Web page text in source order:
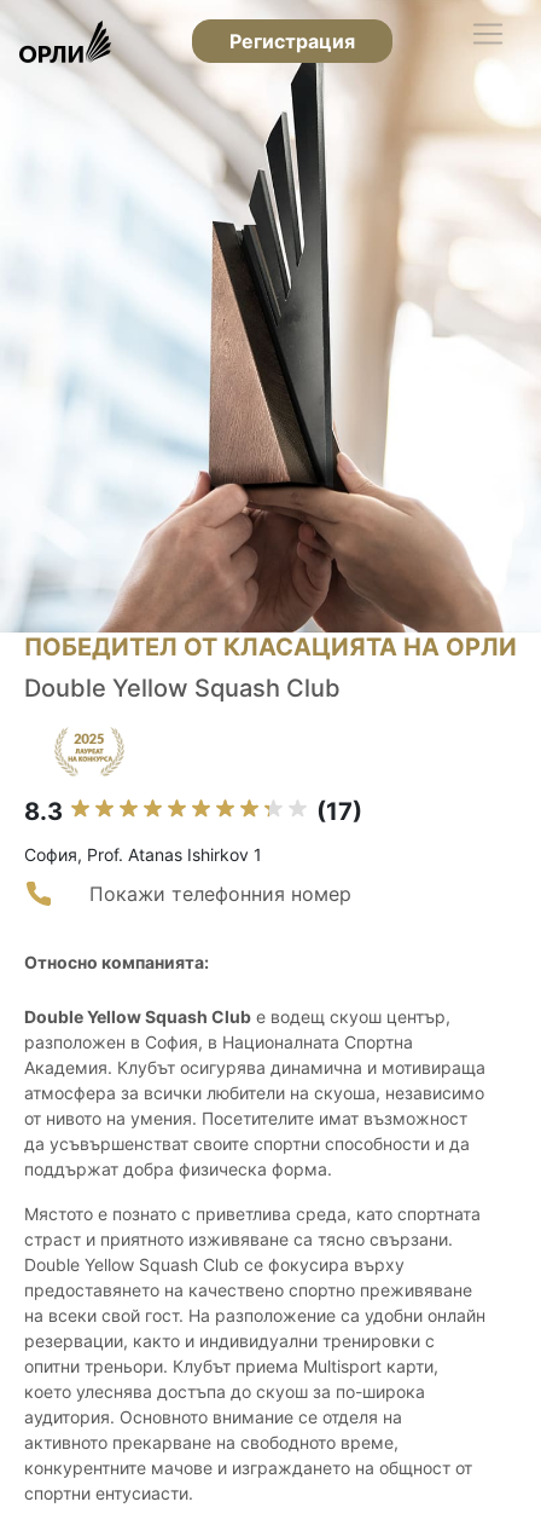
Регистрация
ПОБЕДИТЕЛ ОТ КЛАСАЦИЯТА НА ОРЛИ
Double Yellow Squash Club
8.3 (17)
София, Prof. Atanas Ishirkov 1
Покажи телефонния номер
Относно компанията:
Double Yellow Squash Club е водещ скуош център,
разположен в София, в Националната Спортна
Академия. Клубът осигурява динамична и мотивираща
атмосфера за всички любители на скуоша, независимо
от нивото на умения. Посетителите имат възможност
да усъвършенстват своите спортни способности и да
поддържат добра физическа форма.
Мястото е познато с приветлива среда, като спортната
страст и приятното изживяване са тясно свързани.
Double Yellow Squash Club се фокусира върху
предоставянето на качествено спортно преживяване
на всеки свой гост. На разположение са удобни онлайн
резервации, както и индивидуални тренировки с
опитни треньори. Клубът приема Multisport карти,
което улеснява достъпа до скуош за по-широка
аудитория. Основното внимание се отделя на
активното прекарване на свободното време,
конкурентните мачове и изграждането на общност от
спортни ентусиасти.